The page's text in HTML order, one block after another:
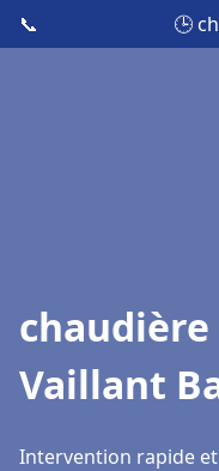
📞 🕒
Vaillant
Intervention rapide